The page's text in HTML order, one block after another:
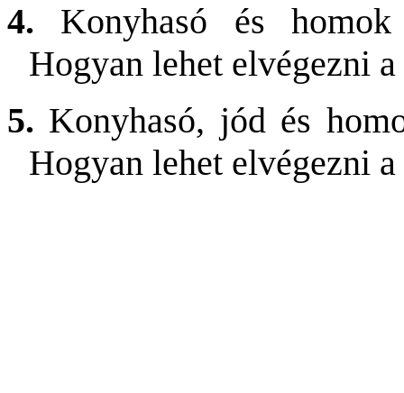
4. Konyhasó és
Hogyan lehet elvégezni a
5. Konyhasó, jód és
Hogyan lehet elvégezni a